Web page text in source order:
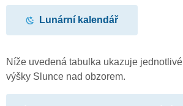
Lunární kalendář
Níže uvedená tabulka ukazuje jednotlivé
výšky Slunce nad obzorem.